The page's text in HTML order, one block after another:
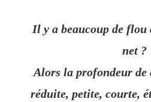
Il y a beaucoup de flou
net ?
Alors la profondeur de
réduite, petite, courte,